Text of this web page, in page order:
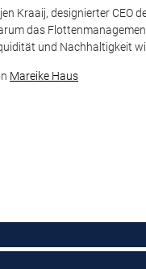
Kraaij, designierter CEO
das
und Nachhaltigkeit
Mareike Haus